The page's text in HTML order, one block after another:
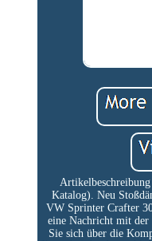
Katalog). Neu
VW Sprinter Crafter
eine Nachricht mit
Sie sich über die